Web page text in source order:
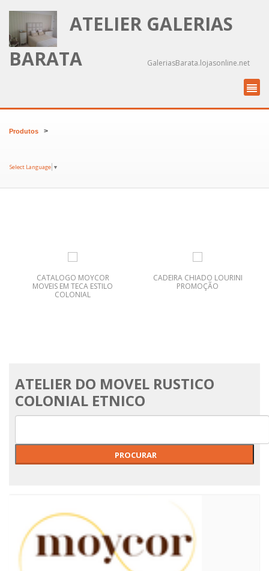
ATELIER GALERIAS
BARATA
GaleriasBarata.lojasonline.net
Produtos >
Select Language ▼
CATALOGO MOYCOR
MOVEIS EM TECA ESTILO
COLONIAL
CADEIRA CHIADO LOURINI
PROMOÇÃO
ATELIER DO MOVEL RUSTICO
COLONIAL ETNICO